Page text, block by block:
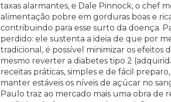
taxas alarmantes, e Dale Pinnock, o chef
alimentação pobre em gorduras boas e
contribuindo para esse surto da doença.
perdido: ele sustenta a ideia de que por
tradicional, é possível minimizar os efeitos
mesmo reverter a diabetes tipo 2
receitas práticas, simples e de fácil
manter estáveis os níveis de açúcar no
Paulo traz ao mercado mais uma obra de